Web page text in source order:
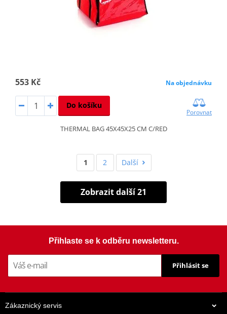
553 Kč Na objednávku
Do košíku
Porovnat
THERMAL BAG 45X45X25 CM C/RED
1 2 Další
Zobrazit další 21
Přihlaste se k odběru newsletteru.
Přihlásit se
Zákaznický servis